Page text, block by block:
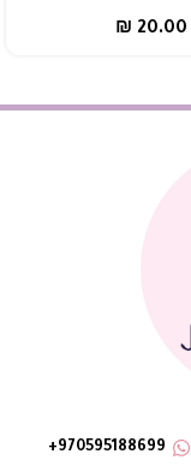
₪ 20.00
970595188699+